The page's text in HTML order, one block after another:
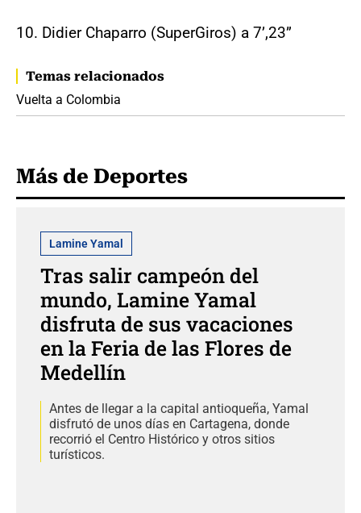
10. Didier Chaparro (SuperGiros) a 7’,23”
Temas relacionados
Vuelta a Colombia
Más de Deportes
Lamine Yamal
Tras salir campeón del
mundo, Lamine Yamal
disfruta de sus vacaciones
en la Feria de las Flores de
Medellín
Antes de llegar a la capital antioqueña, Yamal
disfrutó de unos días en Cartagena, donde
recorrió el Centro Histórico y otros sitios
turísticos.